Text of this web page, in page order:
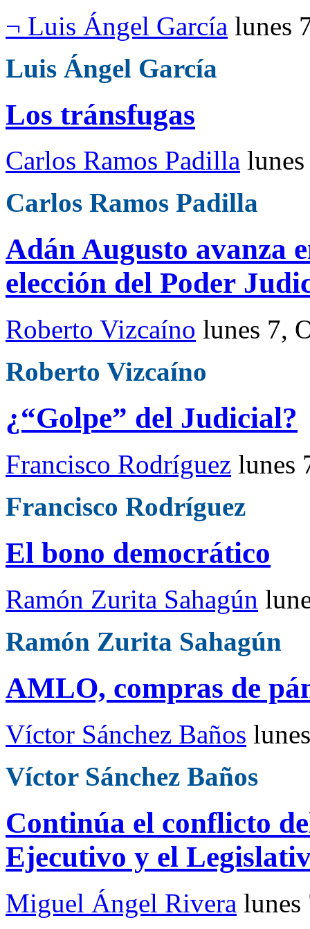
¬ Luis Ángel García lunes
Luis Ángel García
Los tránsfugas
Carlos Ramos Padilla
Carlos Ramos Padilla
Adán Augusto avanza
elección del Poder
Roberto Vizcaíno lunes 7,
Roberto Vizcaíno
¿“Golpe” del Judicial?
Francisco Rodríguez lunes
Francisco Rodríguez
El bono democrático
Ramón Zurita Sahagún
Ramón Zurita Sahagún
AMLO, compras de
Víctor Sánchez Baños
Víctor Sánchez Baños
Continúa el conflicto
Ejecutivo y el
Miguel Ángel Rivera lunes